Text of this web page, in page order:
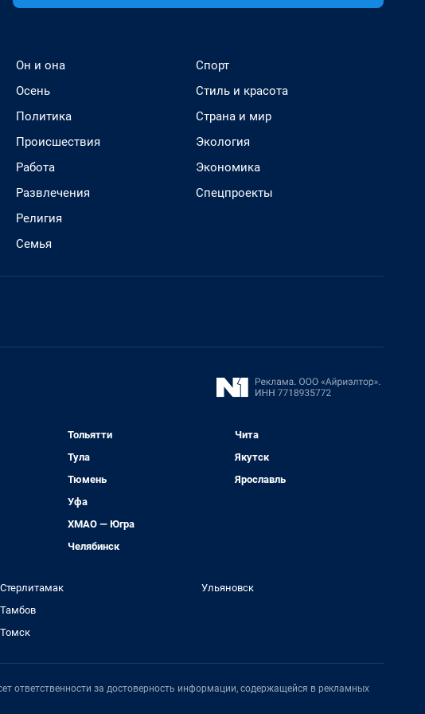
Он и она
Осень
Политика
Происшествия
Работа
Развлечения
Религия
Семья
Спорт
Стиль и красота
Страна и мир
Экология
Экономика
Спецпроекты
Тольятти
Тула
Тюмень
Уфа
ХМАО — Югра
Челябинск
Чита
Якутск
Ярославль
Стерлитамак
Тамбов
Томск
Ульяновск
ответственности за достоверность информации, содержащейся в рекламных